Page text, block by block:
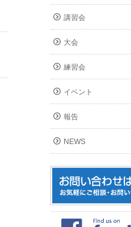
講習会
大会
練習会
イベント
報告
NEWS